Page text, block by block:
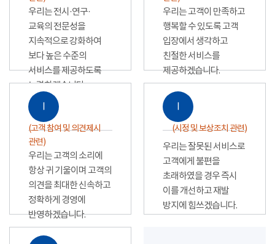
우리는 전시·연구·
교육의 전문성을
지속적으로 강화하여
보다 높은 수준의
서비스를 제공하도록
노력하겠습니다.
우리는 고객이 만족하고
행복할 수 있도록 고객
입장에서 생각하고
친절한 서비스를
제공하겠습니다.
Ⅰ
(고객 참여 및 의견제시
관련)
우리는 고객의 소리에
항상 귀 기울이며 고객의
의견을 최대한 신속하고
정확하게 경영에
반영하겠습니다.
Ⅰ
(시정 및 보상조치 관련)
우리는 잘못된 서비스로
고객에게 불편을
초래하였을 경우 즉시
이를 개선하고 재발
방지에 힘쓰겠습니다.